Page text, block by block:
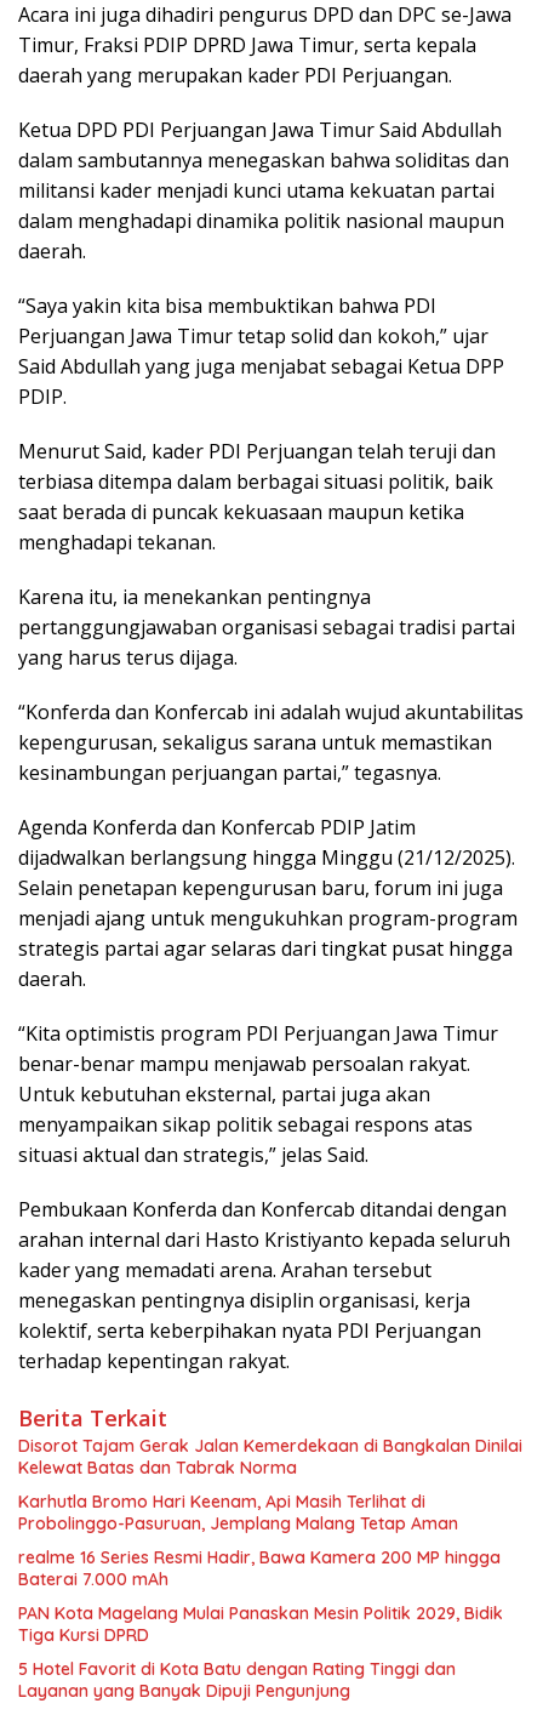
Acara ini juga dihadiri pengurus DPD dan DPC se-Jawa
Timur, Fraksi PDIP DPRD Jawa Timur, serta kepala
daerah yang merupakan kader PDI Perjuangan.
Ketua DPD PDI Perjuangan Jawa Timur Said Abdullah
dalam sambutannya menegaskan bahwa soliditas dan
militansi kader menjadi kunci utama kekuatan partai
dalam menghadapi dinamika politik nasional maupun
daerah.
“Saya yakin kita bisa membuktikan bahwa PDI
Perjuangan Jawa Timur tetap solid dan kokoh,” ujar
Said Abdullah yang juga menjabat sebagai Ketua DPP
PDIP.
Menurut Said, kader PDI Perjuangan telah teruji dan
terbiasa ditempa dalam berbagai situasi politik, baik
saat berada di puncak kekuasaan maupun ketika
menghadapi tekanan.
Karena itu, ia menekankan pentingnya
pertanggungjawaban organisasi sebagai tradisi partai
yang harus terus dijaga.
“Konferda dan Konfercab ini adalah wujud akuntabilitas
kepengurusan, sekaligus sarana untuk memastikan
kesinambungan perjuangan partai,” tegasnya.
Agenda Konferda dan Konfercab PDIP Jatim
dijadwalkan berlangsung hingga Minggu (21/12/2025).
Selain penetapan kepengurusan baru, forum ini juga
menjadi ajang untuk mengukuhkan program-program
strategis partai agar selaras dari tingkat pusat hingga
daerah.
“Kita optimistis program PDI Perjuangan Jawa Timur
benar-benar mampu menjawab persoalan rakyat.
Untuk kebutuhan eksternal, partai juga akan
menyampaikan sikap politik sebagai respons atas
situasi aktual dan strategis,” jelas Said.
Pembukaan Konferda dan Konfercab ditandai dengan
arahan internal dari Hasto Kristiyanto kepada seluruh
kader yang memadati arena. Arahan tersebut
menegaskan pentingnya disiplin organisasi, kerja
kolektif, serta keberpihakan nyata PDI Perjuangan
terhadap kepentingan rakyat.
Berita Terkait
Disorot Tajam Gerak Jalan Kemerdekaan di Bangkalan Dinilai
Kelewat Batas dan Tabrak Norma
Karhutla Bromo Hari Keenam, Api Masih Terlihat di
Probolinggo-Pasuruan, Jemplang Malang Tetap Aman
realme 16 Series Resmi Hadir, Bawa Kamera 200 MP hingga
Baterai 7.000 mAh
PAN Kota Magelang Mulai Panaskan Mesin Politik 2029, Bidik
Tiga Kursi DPRD
5 Hotel Favorit di Kota Batu dengan Rating Tinggi dan
Layanan yang Banyak Dipuji Pengunjung